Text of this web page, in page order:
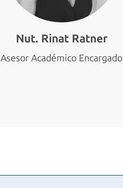
Nut. Rinat Ratner
Asesor Académico Encargado